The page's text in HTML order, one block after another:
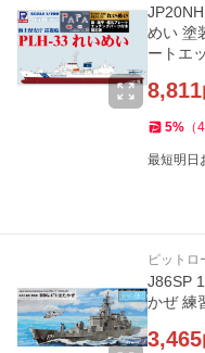
めい 塗
ートエ
8,811
5% （
最短明日
ピットロ
J86SP
かぜ 練
3,465